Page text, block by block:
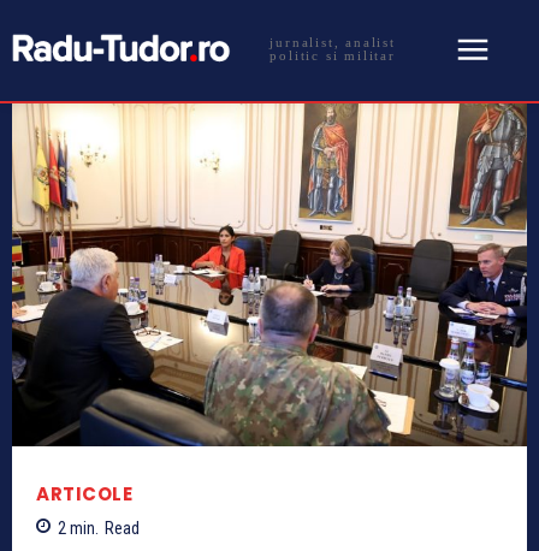
jurnalist, analist
politic si militar
ARTICOLE
2 min. Read